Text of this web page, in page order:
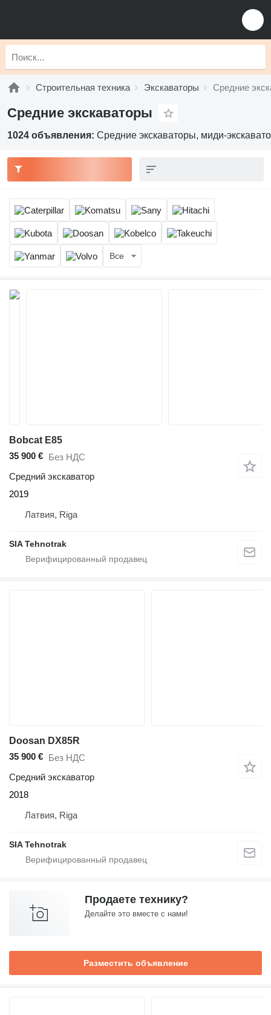
Строительная техника Экскаваторы Средние
Средние экскаваторы
1024 объявления: Средние экскаваторы, миди-
Все
Bobcat E85
35 900 € Без НДС
Средний экскаватор
2019
Латвия, Riga
SIA Tehnotrak
Doosan DX85R
35 900 € Без НДС
Средний экскаватор
2018
Латвия, Riga
SIA Tehnotrak
Продаете технику?
Делайте это вместе с нами!
Разместить объявление